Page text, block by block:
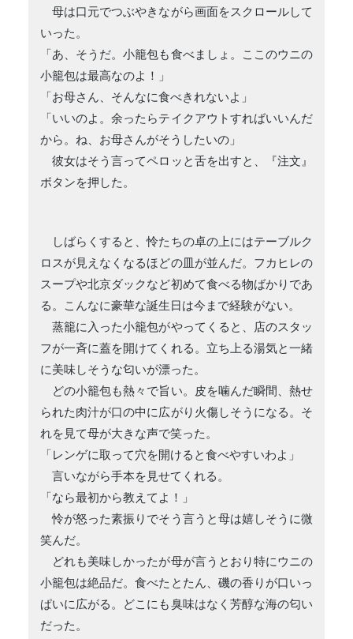
母は口元でつぶやきながら画面をスクロールして
いった。
「あ、そうだ。小籠包も食べましょ。ここのウニの
小籠包は最高なのよ！」
「お母さん、そんなに食べきれないよ」
「いいのよ。余ったらテイクアウトすればいいんだ
から。ね、お母さんがそうしたいの」
彼女はそう言ってペロッと舌を出すと、『注文』
ボタンを押した。
しばらくすると、怜たちの卓の上にはテーブルク
ロスが見えなくなるほどの皿が並んだ。フカヒレの
スープや北京ダックなど初めて食べる物ばかりであ
る。こんなに豪華な誕生日は今まで経験がない。
蒸籠に入った小籠包がやってくると、店のスタッ
フが一斉に蓋を開けてくれる。立ち上る湯気と一緒
に美味しそうな匂いが漂った。
どの小籠包も熱々で旨い。皮を噛んだ瞬間、熱せ
られた肉汁が口の中に広がり火傷しそうになる。そ
れを見て母が大きな声で笑った。
「レンゲに取って穴を開けると食べやすいわよ」
言いながら手本を見せてくれる。
「なら最初から教えてよ！」
怜が怒った素振りでそう言うと母は嬉しそうに微
笑んだ。
どれも美味しかったが母が言うとおり特にウニの
小籠包は絶品だ。食べたとたん、磯の香りが口いっ
ぱいに広がる。どこにも臭味はなく芳醇な海の匂い
だった。